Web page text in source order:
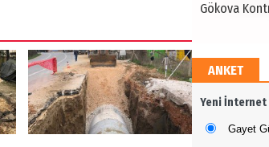
Gökova
Değerli
Terzioğlu'na
Dr.ANKET
Yeni İnternet
Gayet